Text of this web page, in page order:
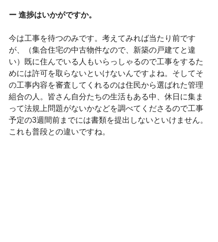
ー 進捗はいかがですか。
今は工事を待つのみです。考えてみれば当たり前です
が、（集合住宅の中古物件なので、新築の戸建てと違
い）既に住んでいる人もいらっしゃるので工事をするた
めには許可を取らないといけないんですよね。そしてそ
の工事内容を審査してくれるのは住民から選ばれた管理
組合の人。皆さん自分たちの生活もある中、休日に集ま
って法規上問題がないかなどを調べてくださるので工事
予定の3週間前までには書類を提出しないといけません。
これも普段との違いですね。